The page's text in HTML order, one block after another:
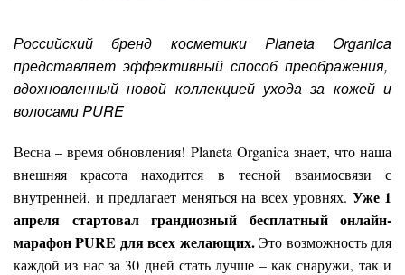
Российский бренд косметики Planeta
Organica
представляет эффективный способ преображения,
вдохновленный новой коллекцией ухода за кожей и
волосами PURE
Весна – время обновления! Planeta Organica знает, что наша
внешняя красота находится в тесной взаимосвязи с
внутренней, и предлагает меняться на всех уровнях. Уже 1
апреля стартовал грандиозный бесплатный онлайн-
марафон PURE для всех желающих.Это возможность для
каждой из нас за 30 дней стать лучше – как снаружи, так и